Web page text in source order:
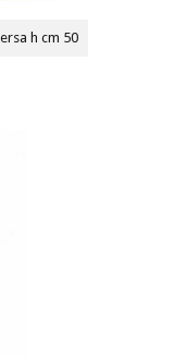
h cm 50